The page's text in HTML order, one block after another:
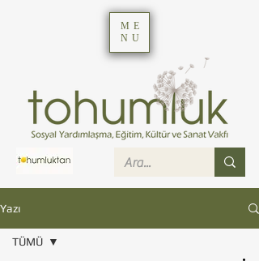
ME
NU
Yazı
TÜMÜ